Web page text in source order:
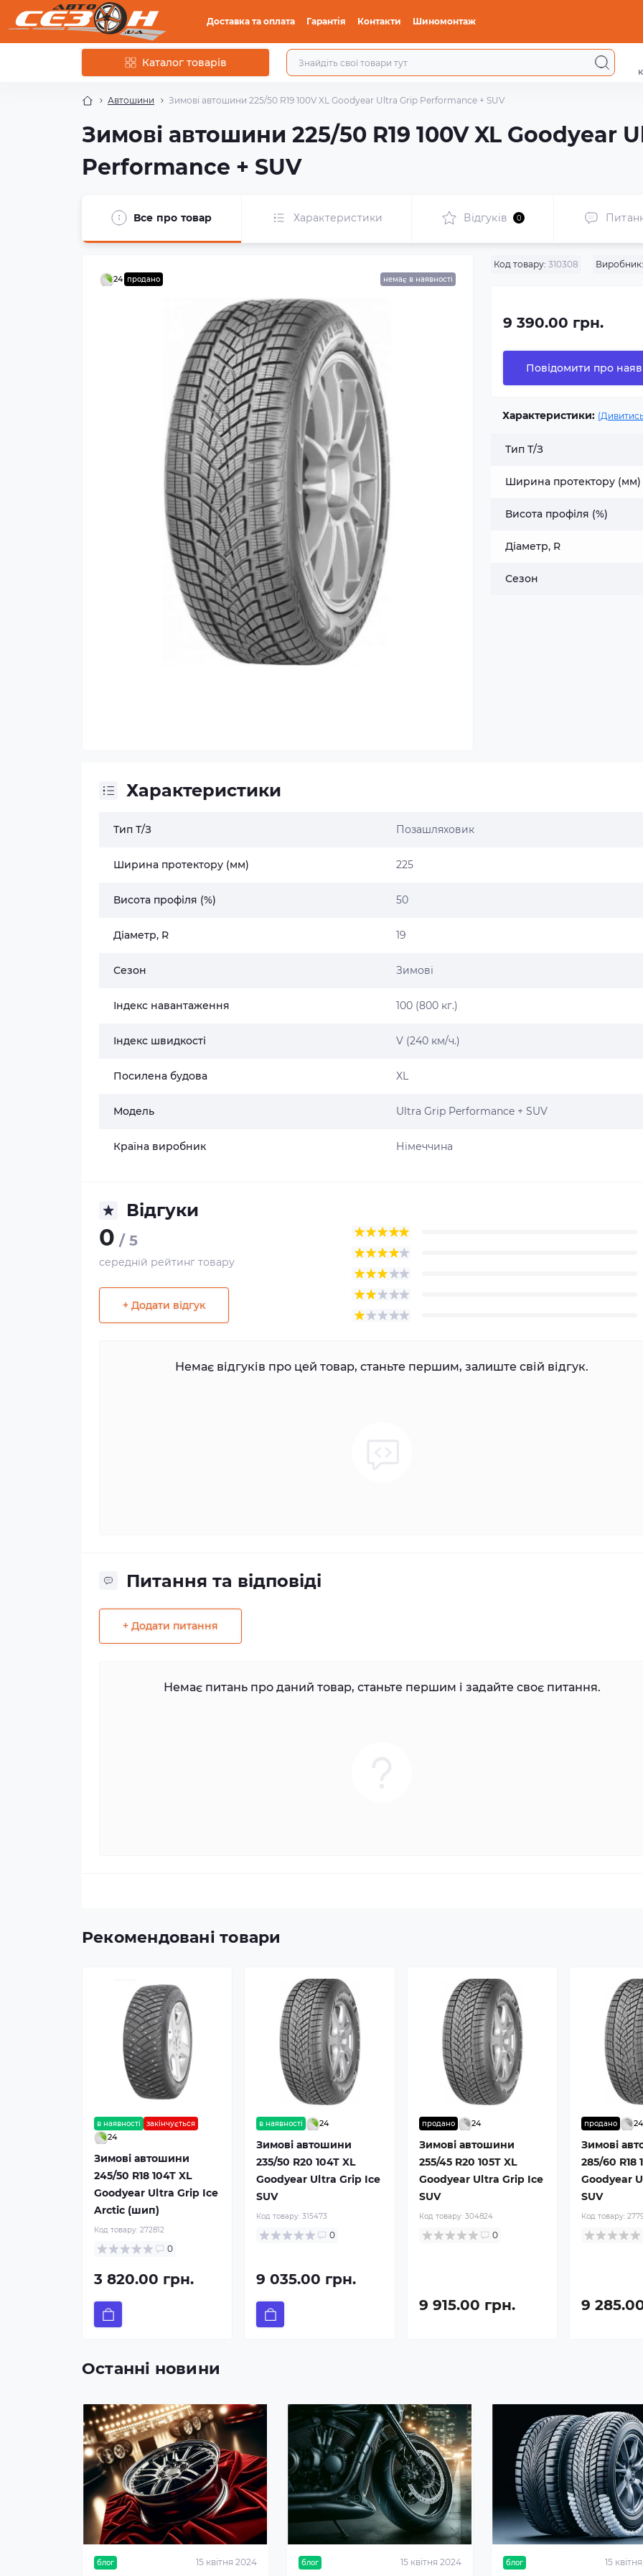
Доставка та оплата Гарантія Контакти Шиномонтаж
Каталог товарів
Автошини Зимові автошини 225/50 R19 100V XL Goodyear Ultra Grip Performance + SUV
Зимові автошини 225/50 R19 100V XL Goodyear
Performance + SUV
Все про товар Характеристики Відгуків 0
24 продано немає в наявності
Код товару: 310308 Виробник:
9 390.00 грн.
Повідомити про
Характеристики:
Тип Т/З
Ширина протектору (мм)
Висота профіля (%)
Діаметр, R
Сезон
Характеристики
Тип Т/З Позашляховик
Ширина протектору (мм) 225
Висота профіля (%) 50
Діаметр, R 19
Сезон Зимові
Індекс навантаження 100 (800 кг.)
Індекс швидкості V (240 км/ч.)
Посилена будова XL
Модель Ultra Grip Performance + SUV
Країна виробник Німеччина
Відгуки
0 / 5
середній рейтинг товару
+ Додати відгук
Немає відгуків про цей товар, станьте першим, залиште свій відгук.
Питання та відповіді
+ Додати питання
Немає питань про даний товар, станьте першим і задайте своє питання.
Рекомендовані товари
в наявності закінчується
24
Зимові автошини
245/50 R18 104T XL
Goodyear Ultra Grip Ice
Arctic (шип)
Код товару: 272812
0
3 820.00 грн.
в наявності 24
Зимові автошини
235/50 R20 104T XL
Goodyear Ultra Grip Ice
SUV
Код товару:315473
0
9 035.00 грн.
продано 24
Зимові автошини
255/45 R20 105T XL
Goodyear Ultra Grip Ice
SUV
Код товару: 304824
0
9 915.00 грн.
продано 24
Зимові
285/60 R18
Goodyear
SUV
Код товару:
9
Останні новини
блог 15 квітня 2024 блог 15 квітня 2024 блог 15